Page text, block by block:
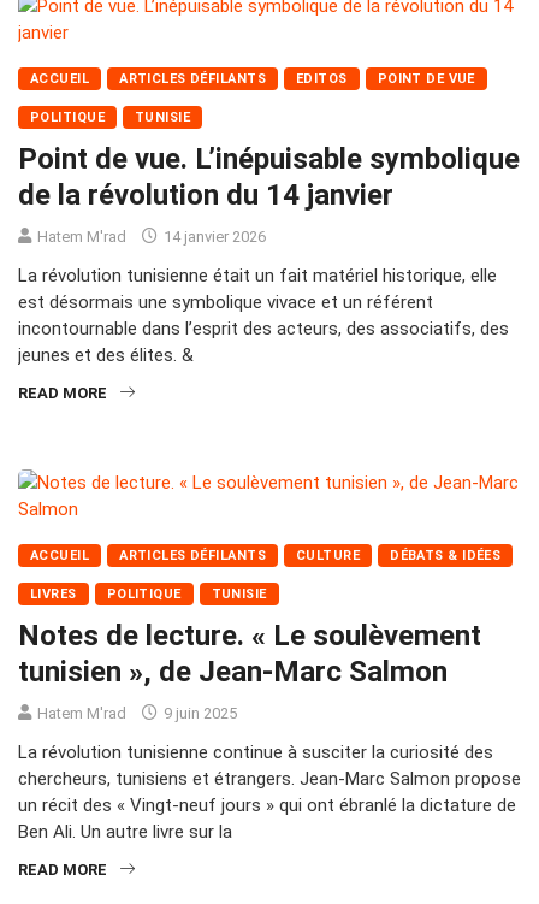
ACCUEIL ARTICLES DÉFILANTS EDITOS POINT DE VUE
POLITIQUE TUNISIE
Point de vue. L’inépuisable symbolique
de la révolution du 14 janvier
Hatem M'rad 14 janvier 2026
La révolution tunisienne était un fait matériel historique, elle
est désormais une symbolique vivace et un référent
incontournable dans l’esprit des acteurs, des associatifs, des
jeunes et des élites. &
READ MORE
ACCUEIL ARTICLES DÉFILANTS CULTURE DÉBATS & IDÉES
LIVRES POLITIQUE TUNISIE
Notes de lecture. « Le soulèvement
tunisien », de Jean-Marc Salmon
Hatem M'rad 9 juin 2025
La révolution tunisienne continue à susciter la curiosité des
chercheurs, tunisiens et étrangers. Jean-Marc Salmon propose
un récit des « Vingt-neuf jours » qui ont ébranlé la dictature de
Ben Ali. Un autre livre sur la
READ MORE